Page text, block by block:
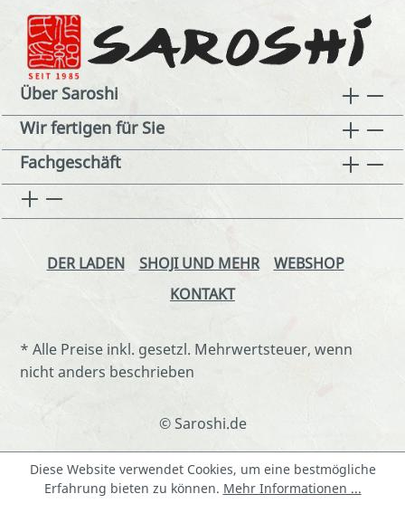
Über Saroshi
Wir fertigen für Sie
Fachgeschäft
DER LADEN SHOJI UND MEHR
WEBSHOP
KONTAKT
* Alle Preise inkl. gesetzl. Mehrwertsteuer, wenn
nicht anders beschrieben
© Saroshi.de
Diese Website verwendet Cookies, um eine bestmögliche
Erfahrung bieten zu können. Mehr Informationen ...